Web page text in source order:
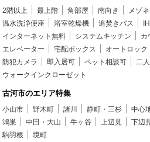
2階以上 最上階 角部屋 南向き メゾ
温水洗浄便座
浴室乾燥機 追焚きバス
インターネット無料
システムキッチン カ
エレベーター
宅配ボックス オートロック
防犯カメラ
即入居可 ペット相談可
二
ウォークインクローゼット
古河市のエリア特集
小山市 野木町 諸川 静町・三杉 中心
鴻巣
中田・大山 牛ヶ谷 上辺見 下辺
駒羽根
境町